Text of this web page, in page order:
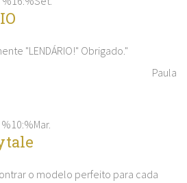
"LENDÁRIO!" Obrigado."
Paula
o modelo perfeito para cada